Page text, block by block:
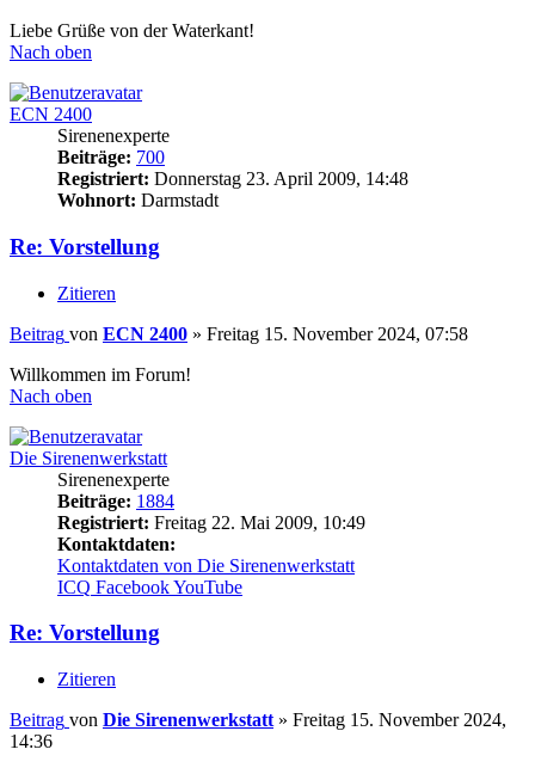
Liebe Grüße von der Waterkant!
Nach oben
ECN 2400
Sirenenexperte
Beiträge: 700
Registriert: Donnerstag 23. April 2009, 14:48
Wohnort: Darmstadt
Re: Vorstellung
Zitieren
Beitrag von ECN 2400 » Freitag 15. November 2024, 07:58
Willkommen im Forum!
Nach oben
Die Sirenenwerkstatt
Sirenenexperte
Beiträge: 1884
Registriert: Freitag 22. Mai 2009, 10:49
Kontaktdaten:
Kontaktdaten von Die Sirenenwerkstatt
ICQ FacebookYouTube
Re: Vorstellung
Zitieren
Beitrag von Die Sirenenwerkstatt » Freitag 15. November 2024,
14:36